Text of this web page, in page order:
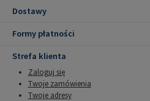
Dostawy
Formy płatności
Strefa klienta
Zaloguj się
Twoje zamówienia
Twoje adresy